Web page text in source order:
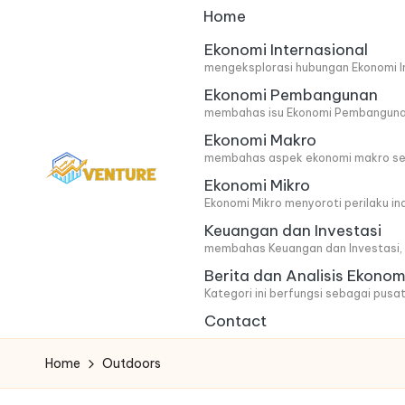
o
v
Home
Ekonomi Internasional
mengeksplorasi hubungan
Ekonomi Pembangunan
membahas isu Ekonomi
Ekonomi Makro
membahas aspek ekonomi makro
Ekonomi Mikro
Ekonomi Mikro menyoroti perilaku
Keuangan dan Investasi
membahas Keuangan dan
Berita dan Analisis
Kategori ini berfungsi sebagai
Contact
Home Outdoors